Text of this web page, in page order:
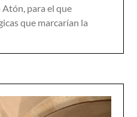
para el que
que marcarían la